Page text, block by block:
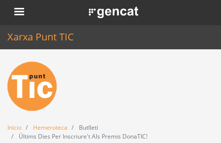
Pasar
al
. Obre en una nova finestra.
Xarxa Punt TIC
Inicio
Punt TIC
Actualidad
Agenda
Inicio Hemeroteca
Butlleti
Últims Dies Per Inscriure't Als Premis DonaTIC!